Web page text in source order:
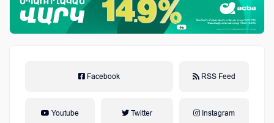
Facebook RSS Feed
Youtube Twitter Instagram